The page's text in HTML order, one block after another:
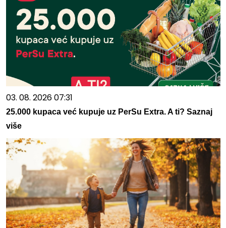
03. 08. 2026 07:31
25.000 kupaca već kupuje uz PerSu Extra. A ti? Saznaj
više